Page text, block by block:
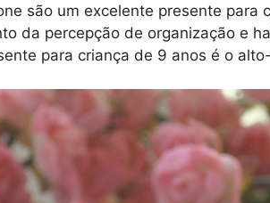
são um excelente presente para
da percepção de organização e
para criança de 9 anos é o